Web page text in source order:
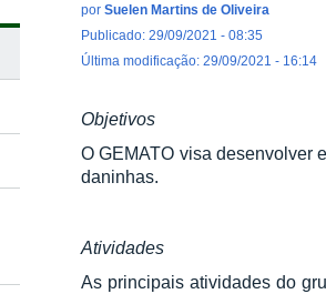
por Suelen Martins de Oliveira
Publicado: 29/09/2021 - 08:35
Última modificação: 29/09/2021 - 16:14
Objetivos
O GEMATO visa desenvolver
daninhas.
Atividades
As principais atividades do